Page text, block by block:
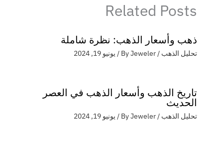
Related Posts
ذهب وأسعار الذهب: نظرة شاملة
تحليل الذهب / By
Jeweler
/ يونيو 19, 2024
تاريخ الذهب وأسعار الذهب في العصر
الحديث
تحليل الذهب / By
Jeweler
/ يونيو 19, 2024